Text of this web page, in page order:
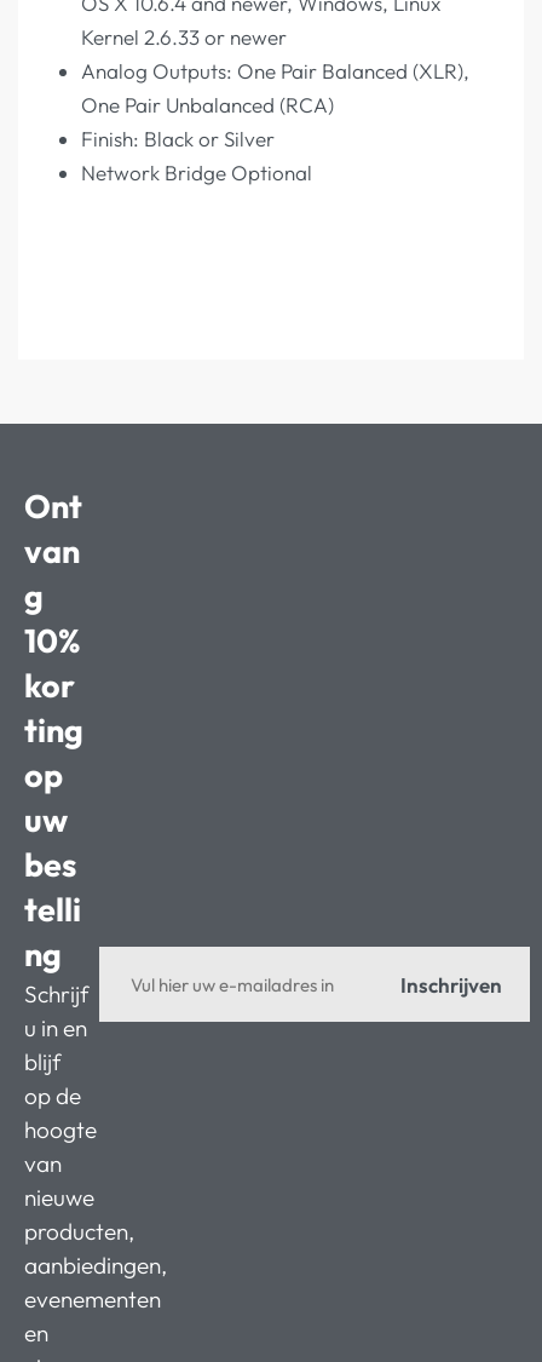
Kernel 2.6.33 or newer
Analog Outputs: One Pair Balanced (XLR),
One Pair Unbalanced (RCA)
Finish: Black or Silver
Network Bridge Optional
Ont
van
g
10%
kor
ting
op
uw
bes
telli
ng
Schrijf
u in en
blijf
op de
hoogte
van
nieuwe
producten,
aanbiedingen,
evenementen
en
Inschrijven